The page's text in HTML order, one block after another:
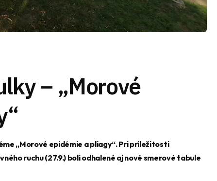
– „Morové
„Morové epidémie a pliagy“. Pri príležitosti
ruchu (27.9.) boli odhalené aj nové smerové tabule